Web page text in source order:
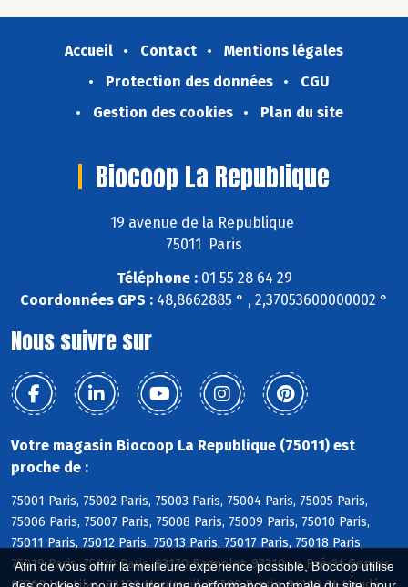
Afin de vous offrir la meilleure expérience possible, Biocoop utilise
Accueil Contact
Mentions légales
Protection des données
CGU
Gestion des cookies
Plan du site
Biocoop La Republique
19 avenue de la Republique
75011 Paris
Téléphone :01 55 28 64 29
Coordonnées GPS : 48,8662885 ° , 2,37053600000002 °
Nous suivre sur
Votre magasin Biocoop La Republique (75011) est
proche de :
75001 Paris, 75002 Paris, 75003 Paris, 75004 Paris, 75005 Paris,
75006 Paris, 75007 Paris, 75008 Paris, 75009 Paris, 75010 Paris,
75011 Paris, 75012 Paris, 75013 Paris, 75017 Paris, 75018 Paris,
75019 Paris, 75020 Paris, 93170 Bagnolet, 93310 Le Pré-St-Gervais,